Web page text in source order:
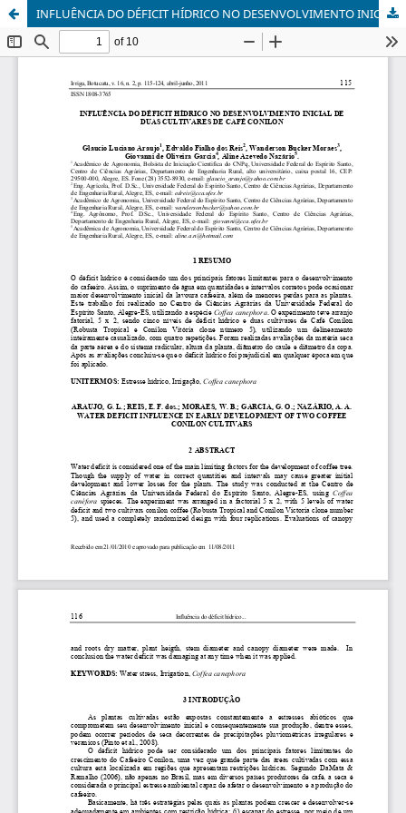
INFLUÊNCIA DO DÉFICIT HÍDRICO NO DESENVOLVIMENTO INICIAL DE DUAS CULTIVARES DE CAFÉ CONILON